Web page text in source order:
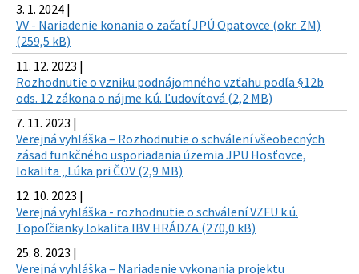
3. 1. 2024 |
VV - Nariadenie konania o začatí JPÚ Opatovce (okr. ZM)
(259,5 kB)
11. 12. 2023 |
Rozhodnutie o vzniku podnájomného vzťahu podľa §12b
ods. 12 zákona o nájme k.ú. Ľudovítová (2,2 MB)
7. 11. 2023 |
Verejná vyhláška – Rozhodnutie o schválení všeobecných
zásad funkčného usporiadania územia JPU Hosťovce,
lokalita „Lúka pri ČOV (2,9 MB)
12. 10. 2023 |
Verejná vyhláška - rozhodnutie o schválení VZFU k.ú.
Topoľčianky lokalita IBV HRÁDZA (270,0 kB)
25. 8. 2023 |
Verejná vyhláška – Nariadenie vykonania projektu